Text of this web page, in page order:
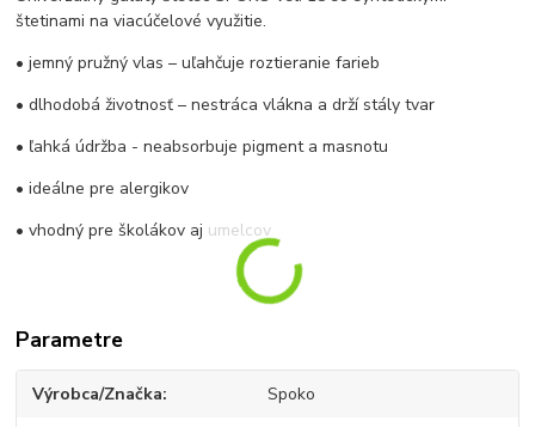
štetinami na viacúčelové využitie.
• jemný pružný vlas – uľahčuje roztieranie farieb
• dlhodobá životnosť – nestráca vlákna a drží stály tvar
• ľahká údržba - neabsorbuje pigment a masnotu
• ideálne pre alergikov
• vhodný pre školákov aj umelcov
Parametre
Výrobca/Značka Spoko